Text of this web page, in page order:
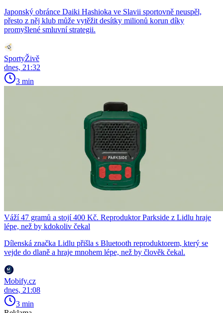
Japonský obránce Daiki Hashioka ve Slavii sportovně neuspěl,
přesto z něj klub může vytěžit desítky milionů korun díky
promyšlené smluvní strategii.
SportyŽivě
dnes, 21:32
3 min
Váží 47 gramů a stojí 400 Kč. Reproduktor Parkside z Lidlu hraje
lépe, než by kdokoliv čekal
Dílenská značka Lidlu přišla s Bluetooth reproduktorem, který se
vejde do dlaně a hraje mnohem lépe, než by člověk čekal.
Mobify.cz
dnes, 21:08
3 min